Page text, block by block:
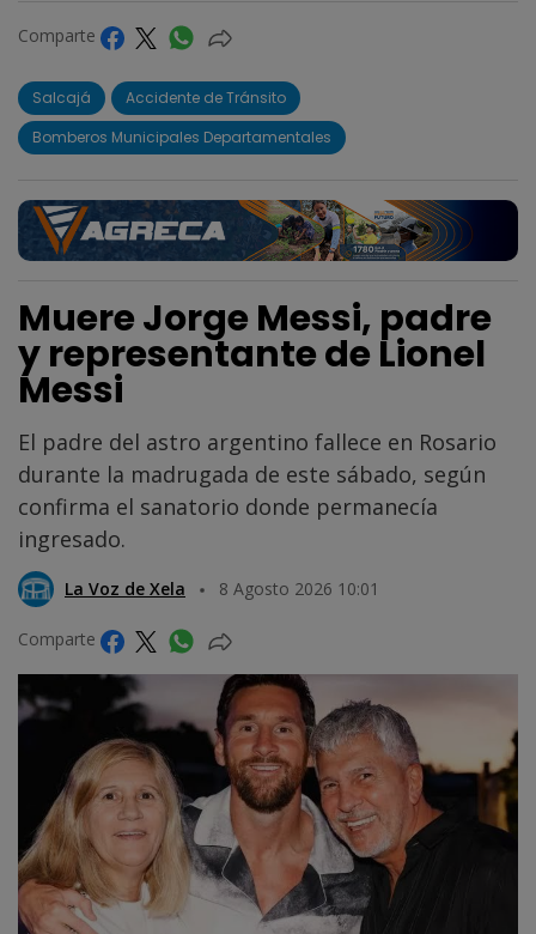
Comparte
Salcajá
Accidente de Tránsito
Bomberos Municipales Departamentales
Muere Jorge Messi, padre
y representante de Lionel
Messi
El padre del astro argentino fallece en Rosario
durante la madrugada de este sábado, según
confirma el sanatorio donde permanecía
ingresado.
La Voz de Xela 8 Agosto 2026 10:01
Comparte